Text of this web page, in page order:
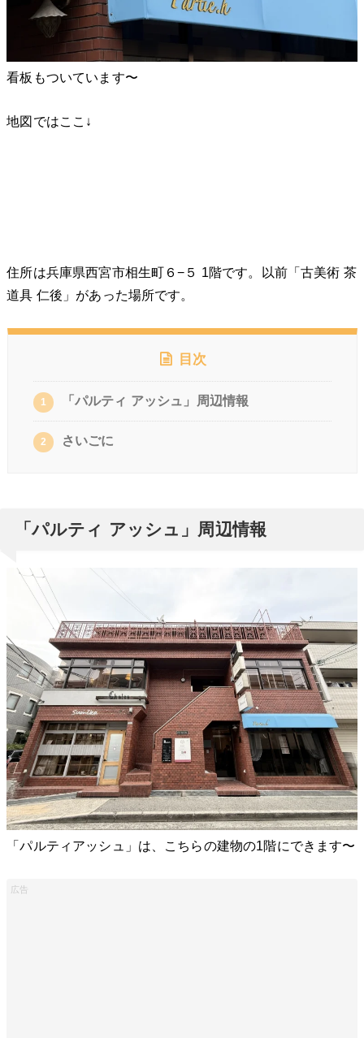
看板もついています〜
地図ではここ↓
住所は兵庫県西宮市相生町６−５ 1階です。以前「古美術 茶
道具 仁後」があった場所です。
目次
1 「パルティ アッシュ」周辺情報
2 さいごに
「パルティ アッシュ」周辺情報
「パルティアッシュ」は、こちらの建物の1階にできます〜